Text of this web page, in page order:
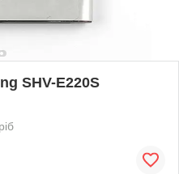
SHV-E220S